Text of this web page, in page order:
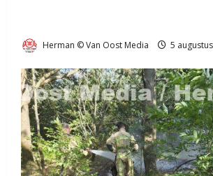
Herman © Van Oost Media 5